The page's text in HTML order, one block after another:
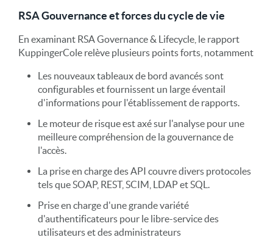
RSA Gouvernance et forces du cycle de vie
En examinant RSA Governance & Lifecycle, le rapport
KuppingerCole relève plusieurs points forts, notamment
Les nouveaux tableaux de bord avancés sont
configurables et fournissent un large éventail
d'informations pour l'établissement de rapports.
Le moteur de risque est axé sur l'analyse pour une
meilleure compréhension de la gouvernance de
l'accès.
La prise en charge des API couvre divers protocoles
tels que SOAP, REST, SCIM, LDAP et SQL.
Prise en charge d'une grande variété
d'authentificateurs pour le libre-service des
utilisateurs et des administrateurs